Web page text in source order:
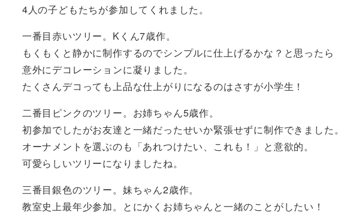
4人の子どもたちが参加してくれました。
一番目赤いツリー。Kくん7歳作。
もくもくと静かに制作するのでシンプルに仕上げるかな？と思ったら
意外にデコレーションに凝りました。
たくさんデコっても上品な仕上がりになるのはさすが小学生！
二番目ピンクのツリー。お姉ちゃん5歳作。
初参加でしたがお友達と一緒だったせいか緊張せずに制作できました。
オーナメントを選ぶのも「あれつけたい、これも！」と意欲的。
可愛らしいツリーになりましたね。
三番目銀色のツリー。妹ちゃん2歳作。
教室史上最年少参加。とにかくお姉ちゃんと一緒のことがしたい！